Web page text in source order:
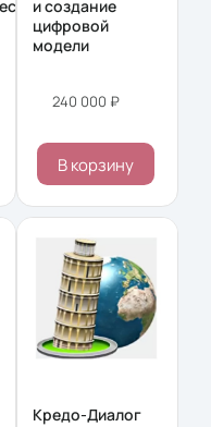
и создание
цифровой
модели
240 000 ₽
В корзину
Кредо-Диалог